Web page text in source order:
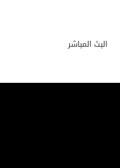
البث المباشر